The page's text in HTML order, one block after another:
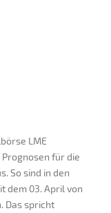
LME
für die
So sind in den
dem 03. April von
Das spricht